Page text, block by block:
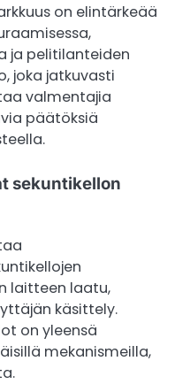
on elintärkeää
ja pelitilanteiden
joka jatkuvasti
valmentajia
päätöksiä
sekuntikellon
laitteen laatu,
käsittely.
on yleensä
mekanismeilla,